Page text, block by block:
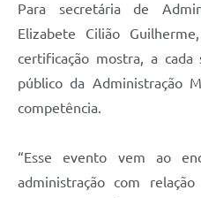
Para secretária de
Elizabete Cilião
certificação mostra, a
público da Administração
competência.
“Esse evento vem ao
administração com